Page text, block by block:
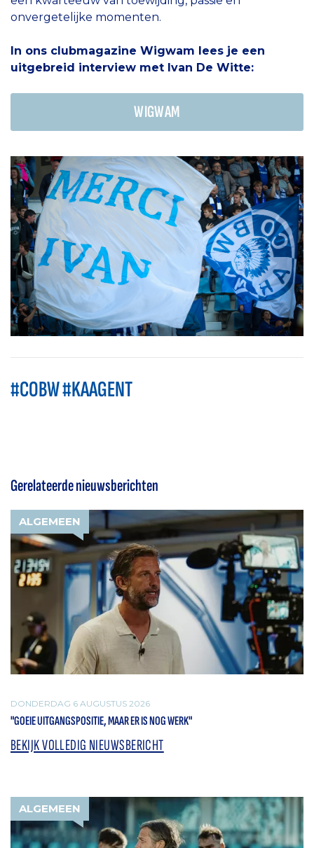
onvergetelijke momenten.
In ons clubmagazine Wigwam lees je een
uitgebreid interview met Ivan De Witte:
WIGWAM
#COBW #KAAGENT
Gerelateerde nieuwsberichten
ALGEMEEN
DONDERDAG 6 AUGUSTUS 2026
"GOEIE UITGANGSPOSITIE, MAAR ER IS NOG WERK"
BEKIJK VOLLEDIG NIEUWSBERICHT
ALGEMEEN